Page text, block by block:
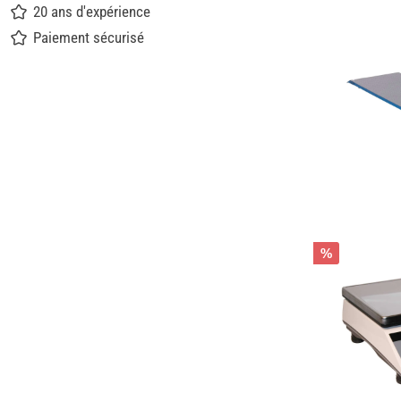
20 ans d'expérience
Paiement sécurisé
%